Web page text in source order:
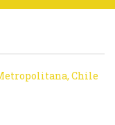
Chile